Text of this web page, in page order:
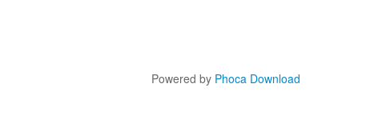
Powered by Phoca Download